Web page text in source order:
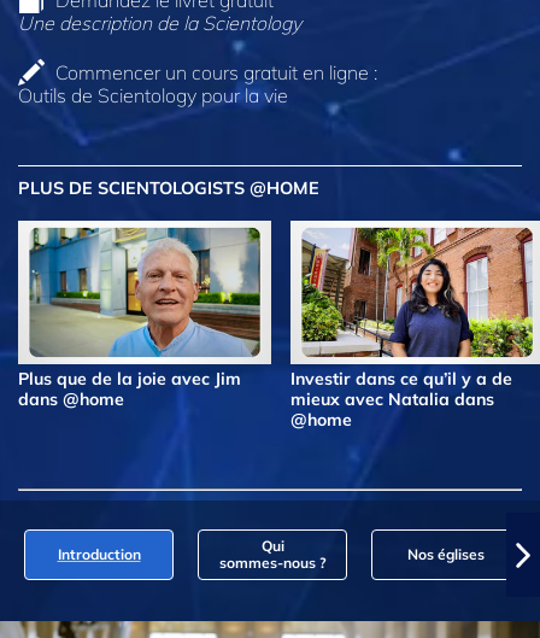
Une description de la Scientology
Commencer un cours gratuit en ligne :
Outils de Scientology pour la vie
PLUS DE SCIENTOLOGISTS @HOME
Plus que de la joie avec Jim
dans @home
Investir dans ce qu’il y a de
mieux avec Natalia dans
@home
Introduction
Qui
sommes‑nous ?
Nos églises